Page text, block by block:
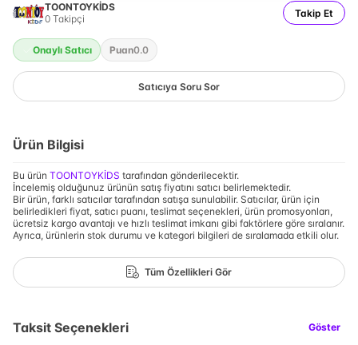
TOONTOYKİDS
0 Takipçi Takip Et
Onaylı Satıcı Puan0.0
Satıcıya Soru Sor
Ürün Bilgisi
Bu ürün TOONTOYKİDS tarafından gönderilecektir.
İncelemiş olduğunuz ürünün satış fiyatını satıcı belirlemektedir.
Bir ürün, farklı satıcılar tarafından satışa sunulabilir. Satıcılar, ürün için
belirledikleri fiyat, satıcı puanı, teslimat seçenekleri, ürün promosyonları,
ücretsiz kargo avantajı ve hızlı teslimat imkanı gibi faktörlere göre sıralanır.
Ayrıca, ürünlerin stok durumu ve kategori bilgileri de sıralamada etkili olur.
Tüm Özellikleri Gör
Taksit Seçenekleri Göster